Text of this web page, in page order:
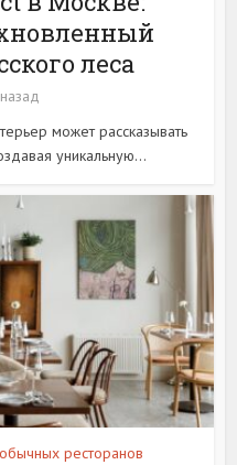
леса
может рассказывать
уникальную...
ресторанов